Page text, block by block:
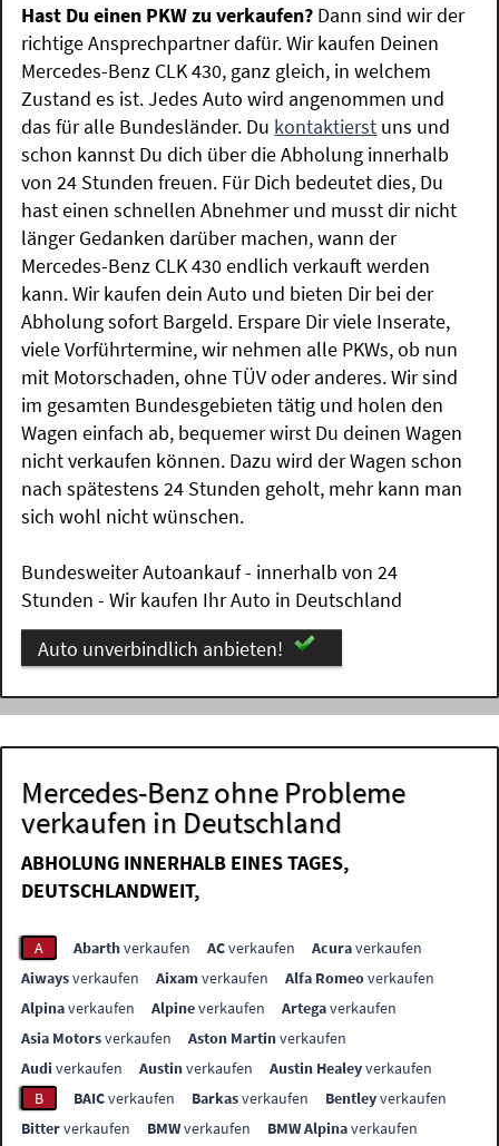
Hast Du einen PKW zu verkaufen? Dann sind wir der
richtige Ansprechpartner dafür. Wir kaufen Deinen
Mercedes-Benz CLK 430, ganz gleich, in welchem
Zustand es ist. Jedes Auto wird angenommen und
das für alle Bundesländer. Du kontaktierst uns und
schon kannst Du dich über die Abholung innerhalb
von 24 Stunden freuen. Für Dich bedeutet dies, Du
hast einen schnellen Abnehmer und musst dir nicht
länger Gedanken darüber machen, wann der
Mercedes-Benz CLK 430 endlich verkauft werden
kann. Wir kaufen dein Auto und bieten Dir bei der
Abholung sofort Bargeld. Erspare Dir viele Inserate,
viele Vorführtermine, wir nehmen alle PKWs, ob nun
mit Motorschaden, ohne TÜV oder anderes. Wir sind
im gesamten Bundesgebieten tätig und holen den
Wagen einfach ab, bequemer wirst Du deinen Wagen
nicht verkaufen können. Dazu wird der Wagen schon
nach spätestens 24 Stunden geholt, mehr kann man
sich wohl nicht wünschen.
Bundesweiter Autoankauf - innerhalb von 24
Stunden - Wir kaufen Ihr Auto in Deutschland
Auto unverbindlich anbieten!
Mercedes-Benz ohne Probleme
verkaufen in Deutschland
ABHOLUNG INNERHALB EINES TAGES,
DEUTSCHLANDWEIT,
A Abarthverkaufen ACverkaufen Acuraverkaufen
Aiwaysverkaufen Aixamverkaufen Alfa Romeoverkaufen
Alpinaverkaufen Alpineverkaufen Artegaverkaufen
Asia Motorsverkaufen Aston Martinverkaufen
Audi verkaufen Austinverkaufen Austin Healeyverkaufen
B
BAICverkaufen Barkasverkaufen Bentleyverkaufen
Bitterverkaufen BMWverkaufen BMW Alpinaverkaufen